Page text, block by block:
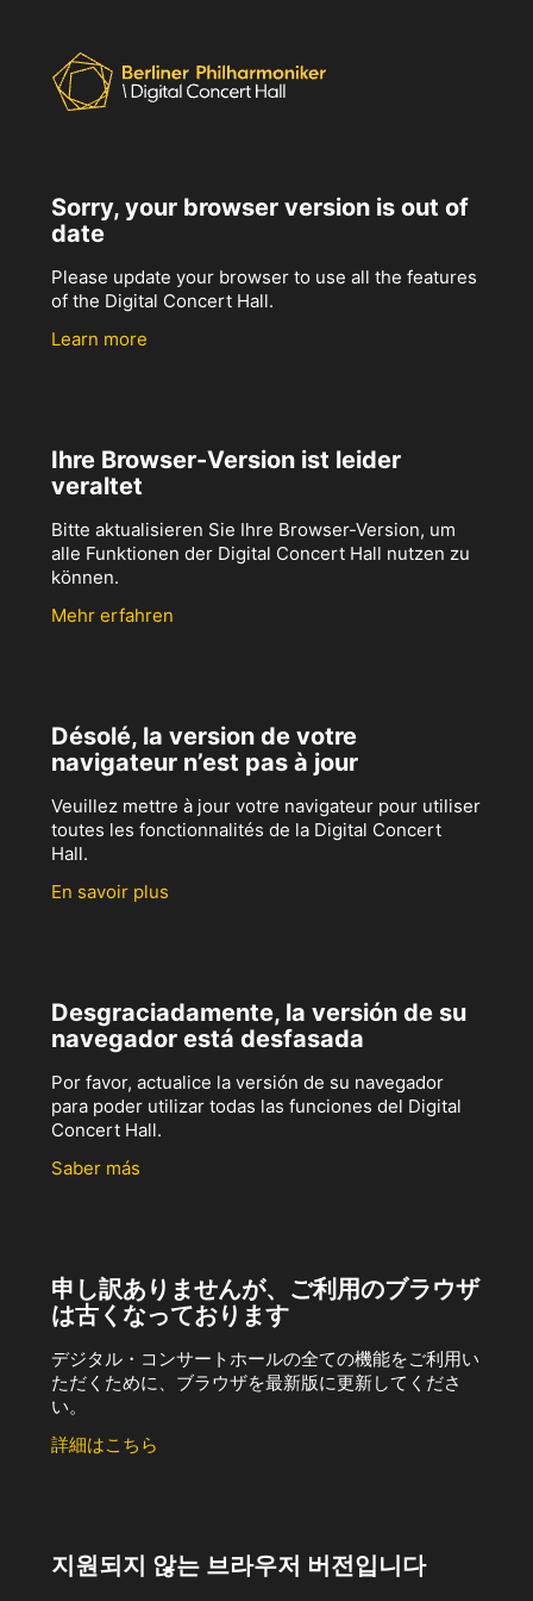
Sorry, your browser version is out of
date
Please update your browser to use all the features
of the Digital Concert Hall.
Learn more
Ihre Browser-Version ist leider
veraltet
Bitte aktualisieren Sie Ihre Browser-Version, um
alle Funktionen der Digital Concert Hall nutzen zu
können.
Mehr erfahren
Désolé, la version de votre
navigateur n’est pas à jour
Veuillez mettre à jour votre navigateur pour utiliser
toutes les fonctionnalités de la Digital Concert
Hall.
En savoir plus
Desgraciadamente, la versión de su
navegador está desfasada
Por favor, actualice la versión de su navegador
para poder utilizar todas las funciones del Digital
Concert Hall.
Saber más
申し訳ありませんが、ご利用のブラウザ
は古くなっております
デジタル・コンサートホールの全ての機能をご利用い
ただくために、ブラウザを最新版に更新してくださ
い。
詳細はこちら
지원되지 않는 브라우저 버전입니다